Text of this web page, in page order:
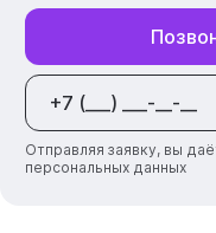
Отправляя заявку, вы
персональных данных